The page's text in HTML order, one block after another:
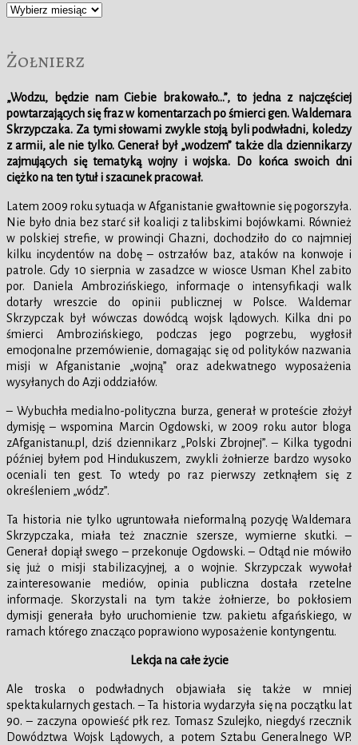
Archiwum
Żołnierz
„Wodzu, będzie nam Ciebie brakowało…”, to jedna z najczęściej
powtarzających się fraz w komentarzach po śmierci gen. Waldemara
Skrzypczaka. Za tymi słowami zwykle stoją byli podwładni, koledzy
z armii, ale nie tylko. Generał był „wodzem” także dla dziennikarzy
zajmujących się tematyką wojny i wojska. Do końca swoich dni
ciężko na ten tytuł i szacunek pracował.
Latem 2009 roku sytuacja w Afganistanie gwałtownie się pogorszyła.
Nie było dnia bez starć sił koalicji z talibskimi bojówkami. Również
w polskiej strefie, w prowincji Ghazni, dochodziło do co najmniej
kilku incydentów na dobę – ostrzałów baz, ataków na konwoje i
patrole. Gdy 10 sierpnia w zasadzce w wiosce Usman Khel zabito
por. Daniela Ambrozińskiego, informacje o intensyfikacji walk
dotarły wreszcie do opinii publicznej w Polsce. Waldemar
Skrzypczak był wówczas dowódcą wojsk lądowych. Kilka dni po
śmierci Ambrozińskiego, podczas jego pogrzebu, wygłosił
emocjonalne przemówienie, domagając się od polityków nazwania
misji w Afganistanie „wojną” oraz adekwatnego wyposażenia
wysyłanych do Azji oddziałów.
– Wybuchła medialno-polityczna burza, generał w proteście złożył
dymisję – wspomina Marcin Ogdowski, w 2009 roku autor bloga
zAfganistanu.pl, dziś dziennikarz „Polski Zbrojnej”. – Kilka tygodni
później byłem pod Hindukuszem, zwykli żołnierze bardzo wysoko
oceniali ten gest. To wtedy po raz pierwszy zetknąłem się z
określeniem „wódz”.
Ta historia nie tylko ugruntowała nieformalną pozycję Waldemara
Skrzypczaka, miała też znacznie szersze, wymierne skutki. –
Generał dopiął swego – przekonuje Ogdowski. – Odtąd nie mówiło
się już o misji stabilizacyjnej, a o wojnie. Skrzypczak wywołał
zainteresowanie mediów, opinia publiczna dostała rzetelne
informacje. Skorzystali na tym także żołnierze, bo pokłosiem
dymisji generała było uruchomienie tzw. pakietu afgańskiego, w
ramach którego znacząco poprawiono wyposażenie kontyngentu.
Lekcja na całe życie
Ale troska o podwładnych objawiała się także w mniej
spektakularnych gestach. – Ta historia wydarzyła się na początku lat
90. – zaczyna opowieść płk rez. Tomasz Szulejko, niegdyś rzecznik
Dowództwa Wojsk Lądowych, a potem Sztabu Generalnego WP.